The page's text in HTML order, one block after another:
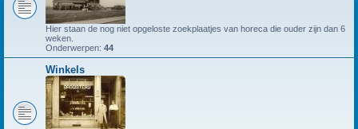
Hier staan de nog niet opgeloste zoekplaatjes van horeca die ouder zijn dan 6
weken.
Onderwerpen: 44
Winkels